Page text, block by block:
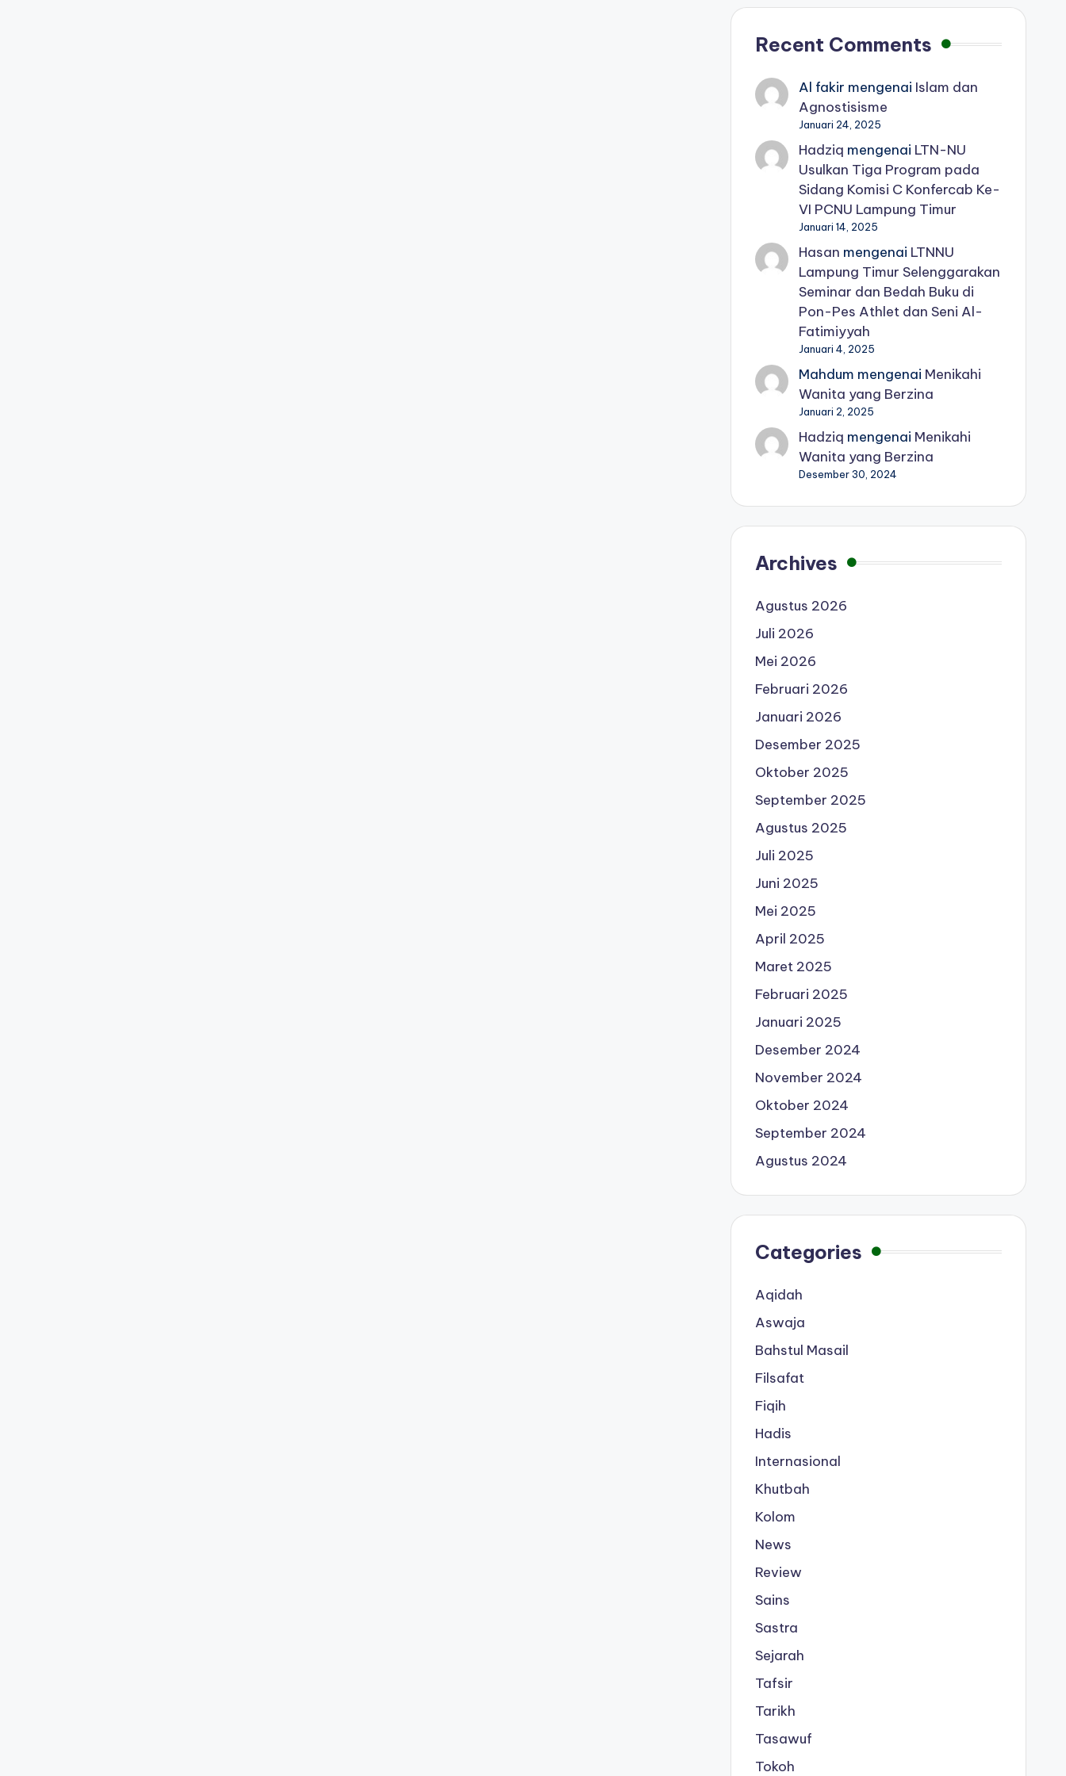
Recent Comments
Al fakir mengenai Islam dan
Agnostisisme
Januari 24, 2025
Hadziq mengenai LTN-NU
Usulkan Tiga Program pada
Sidang Komisi C Konfercab Ke-
VI PCNU Lampung Timur
Januari 14, 2025
Hasan mengenai LTNNU
Lampung Timur Selenggarakan
Seminar dan Bedah Buku di
Pon-Pes Athlet dan Seni Al-
Fatimiyyah
Januari 4, 2025
Mahdum mengenai Menikahi
Wanita yang Berzina
Januari 2, 2025
Hadziq mengenai Menikahi
Wanita yang Berzina
Desember 30, 2024
Archives
Agustus 2026
Juli 2026
Mei 2026
Februari 2026
Januari 2026
Desember 2025
Oktober 2025
September 2025
Agustus 2025
Juli 2025
Juni 2025
Mei 2025
April 2025
Maret 2025
Februari 2025
Januari 2025
Desember 2024
November 2024
Oktober 2024
September 2024
Agustus 2024
Categories
Aqidah
Aswaja
Bahstul Masail
Filsafat
Fiqih
Hadis
Internasional
Khutbah
Kolom
News
Review
Sains
Sastra
Sejarah
Tafsir
Tarikh
Tasawuf
Tokoh